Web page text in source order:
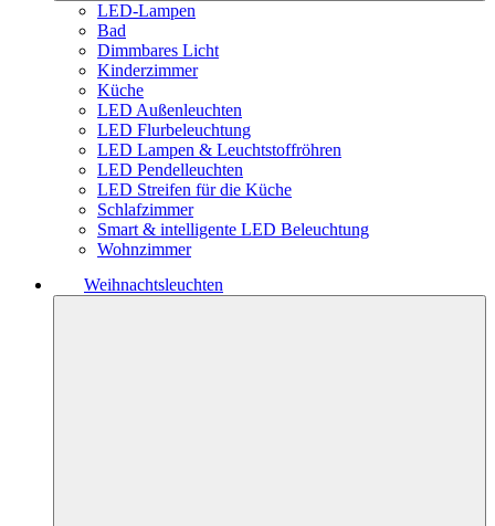
LED-Lampen
Bad
Dimmbares Licht
Kinderzimmer
Küche
LED Außenleuchten
LED Flurbeleuchtung
LED Lampen & Leuchtstoffröhren
LED Pendelleuchten
LED Streifen für die Küche
Schlafzimmer
Smart & intelligente LED Beleuchtung
Wohnzimmer
Weihnachtsleuchten